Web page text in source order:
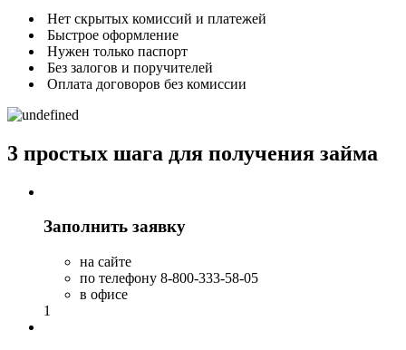
Нет скрытых комиссий и платежей
Быстрое оформление
Нужен только паспорт
Без залогов и поручителей
Оплата договоров без комиссии
3 простых шага для получения займа
Заполнить заявку
на сайте
по телефону 8-800-333-58-05
в офисе
1